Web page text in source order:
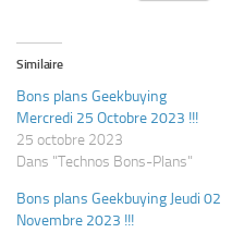
Similaire
Bons plans Geekbuying
Mercredi 25 Octobre 2023 !!!
25 octobre 2023
Dans "Technos Bons-Plans"
Bons plans Geekbuying Jeudi 02
Novembre 2023 !!!